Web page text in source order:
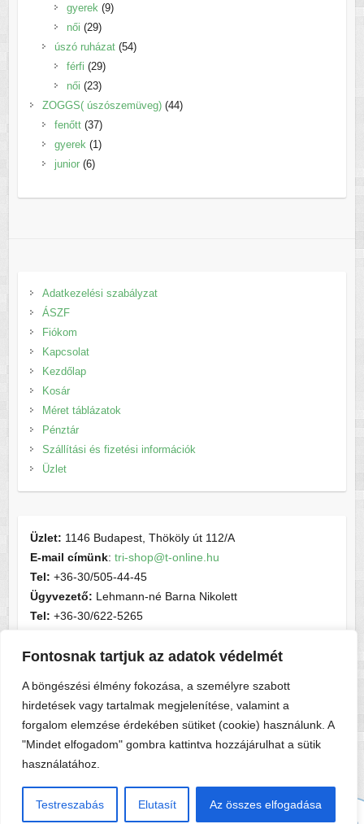
Fontosnak tartjuk az adatok védelmét
A böngészési élmény fokozása, a személyre szabott
hirdetések vagy tartalmak megjelenítése, valamint a
forgalom elemzése érdekében sütiket (cookie) használunk. A
"Mindet elfogadom" gombra kattintva hozzájárulhat a sütik
használatához.
Testreszabás Elutasít Az összes elfogadása
termék
gyerek 99
női 2929
termék
úszó ruházat 5454
férfi 2929
termék
női 2323
termék
ZOGGS( úszószemüveg) 4444
fenőtt 3737
termék
gyerek 11
junior 66
Adatkezelési szabályzat
ÁSZF
Fiókom
Kapcsolat
Kezdőlap
Kosár
Méret táblázatok
Pénztár
Szállítási és fizetési információk
Üzlet
Üzlet: 1146 Budapest, Thököly út 112/A
E-mail címünk: tri-shop@t-online.hu
Tel: +36-30/505-44-45
Ügyvezető: Lehmann-né Barna Nikolett
Tel: +36-30/622-5265
Cégjegyzékszám:cg05-06-015156
Copyright © 2026Tri-shop . A sablont készítette:ColorlibMűködteti:WordPress